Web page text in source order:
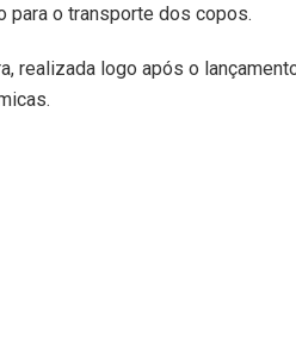
para o transporte dos copos.
realizada logo após o